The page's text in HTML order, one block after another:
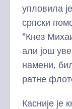
упловила
српски
"Кнез
али још
намени,
ратне
Касније је